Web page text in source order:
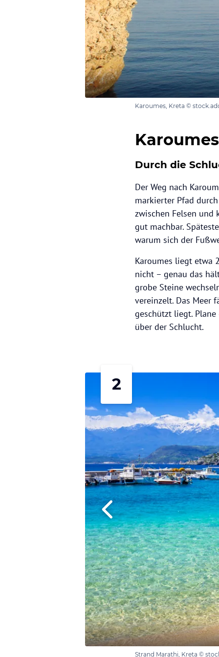
Karoumes, Kreta ©
Karoumes
Durch die
Der Weg nach
markierter Pfad
zwischen Felsen und
gut machbar.
warum sich der
Karoumes liegt etwa
nicht – genau das
grobe Steine
vereinzelt. Das Meer
geschützt liegt.
über der Schlucht.
2
Strand Marathi, Kreta ©